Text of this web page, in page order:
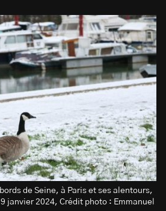
de Seine, à Paris et ses alentours,
janvier 2024, Crédit photo : Emmanuel